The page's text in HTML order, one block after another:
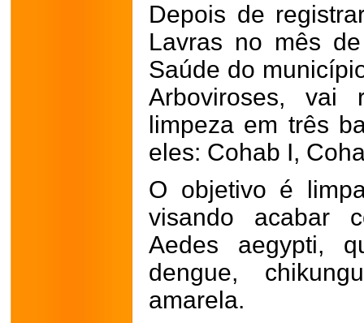
Depois de
Lavras no mês
Saúde do
Arboviroses, vai
limpeza em três
eles: Cohab I,
O objetivo é
visando acabar
Aedes aegypti,
dengue,
amarela.